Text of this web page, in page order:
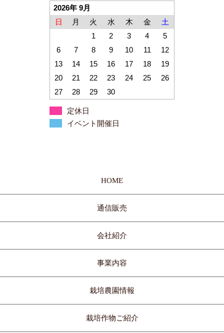
2026年 9月
日
月 火 水 木 金
土
1
2 3 4
5
6
7 8 9 10 11
12
13
14 15 16 17 18
19
20
21 22 23 24 25
26
27
28 29 30
定休日
イベント開催日
HOME
通信販売
会社紹介
事業内容
栽培農園情報
栽培作物ご紹介